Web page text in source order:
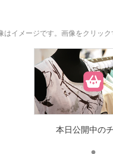
はイメージです。 画像をクリック
本日公開中の